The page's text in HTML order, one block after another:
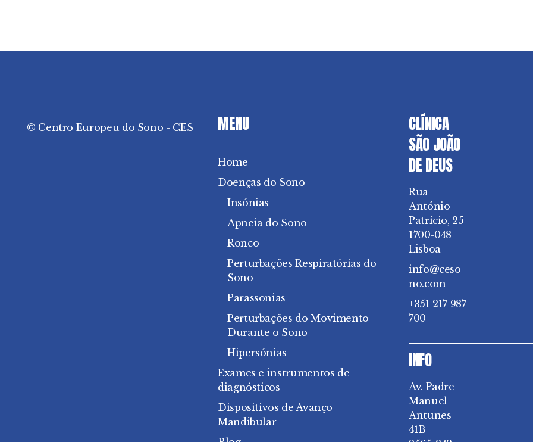
© Centro Europeu do Sono - CES MENU
Home
Doenças do Sono
Insónias
Apneia do Sono
Ronco
Perturbações Respiratórias do
Sono
Parassonias
Perturbações do Movimento
Durante o Sono
Hipersónias
Exames e instrumentos de
diagnósticos
Dispositivos de Avanço
Mandibular
CLÍNICA
SÃO JOÃO
DE DEUS
Rua
António
Patrício, 25
1700-048
Lisboa
info@ceso
no.com
+351 217 987
700
INFO
Av. Padre
Manuel
Antunes
41B